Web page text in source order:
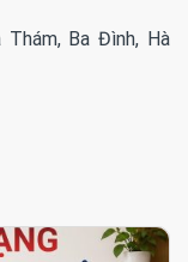
Ba Đình, Hà